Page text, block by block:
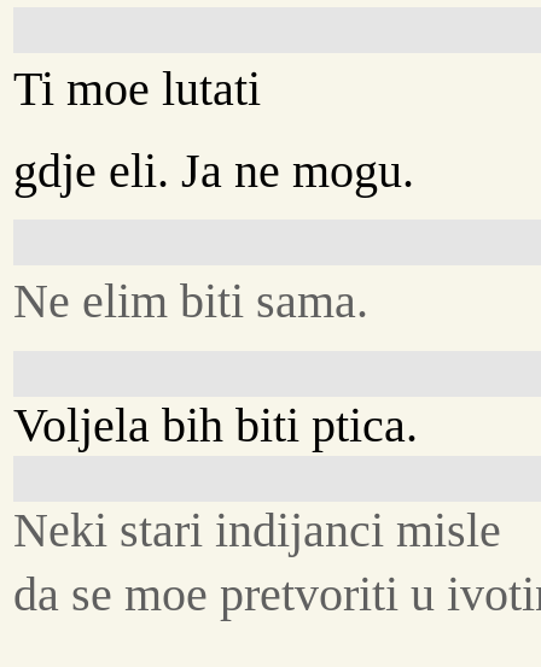
Ti moe lutati
gdje eli. Ja ne mogu.
Ne elim biti sama.
Voljela bih biti ptica.
Neki stari indijanci misle
da se moe pretvoriti u